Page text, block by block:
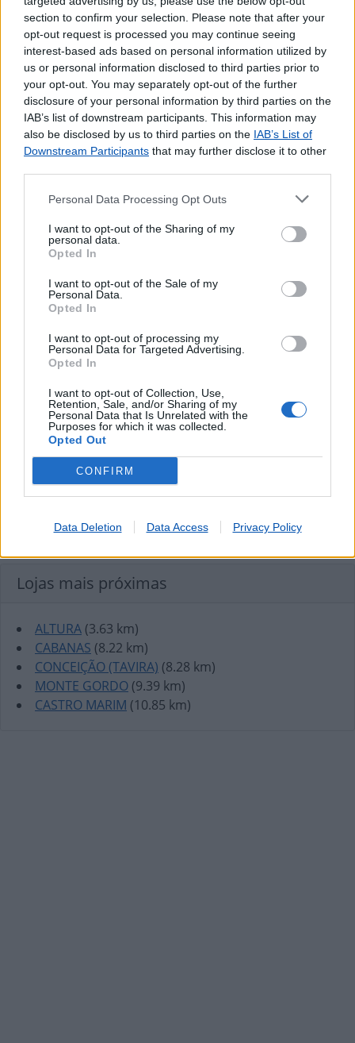
section to confirm your selection. Please note that after your
opt-out request is processed you may continue seeing
interest-based ads based on personal information utilized by
us or personal information disclosed to third parties prior to
your opt-out. You may separately opt-out of the further
disclosure of your personal information by third parties on the
IAB’s list of downstream participants. This information may
also be disclosed by us to third parties on the IAB’s List of
Downstream Participants that may further disclose it to other
Personal Data Processing Opt Outs
I want to opt-out of the Sharing of my
personal data.
Opted In
I want to opt-out of the Sale of my
Personal Data.
Opted In
I want to opt-out of processing my
Personal Data for Targeted Advertising.
Opted In
I want to opt-out of Collection, Use,
Retention, Sale, and/or Sharing of my
Personal Data that Is Unrelated with the
Purposes for which it was collected.
Opted Out
CONFIRM
Data Deletion Data Access Privacy Policy
Pagamento de Impostos
Pagamento de Portagens
Pagamento de Vales
Outros Serviços
Bilhetes para Espetáculos
Carregamento de Telemóveis
Lojas mais próximas
ALTURA (3.63 km)
CABANAS (8.22 km)
CONCEIÇÃO (TAVIRA) (8.28 km)
MONTE GORDO (9.39 km)
CASTRO MARIM (10.85 km)